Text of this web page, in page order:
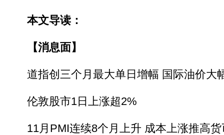
本文导读：
【消息面】
道指创三个月最大单日增幅 国际油价大
伦敦股市1日上涨超2%
11月PMI连续8个月上升 成本上涨推高货